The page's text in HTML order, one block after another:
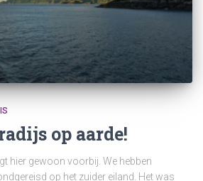
op aarde!
hier gewoon voorbij. We hebben
op het zuider eiland. Het was